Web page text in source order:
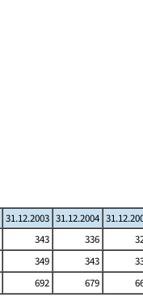
31.12.2003 31.12.2004
343 336
349 343
692 679